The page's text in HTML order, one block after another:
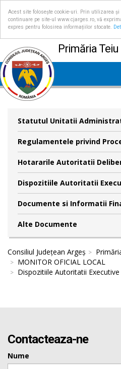
Acest site folosește cookie-uri. Prin utilizarea și
continuare pe site-ul www.cjarges.ro, vă
expres pentru folosirea informațiilor stocate.
Primăria Teiu
Statutul Unitatii
Regulamentele privind
Hotararile Autoritatii
Dispozitiile Autoritatii
Documente si Informatii
Alte Documente
Consiliul Județean Argeș
MONITOR OFICIAL LOCAL
Dispozitiile Autoritatii Executive
Contacteaza-ne
Nume